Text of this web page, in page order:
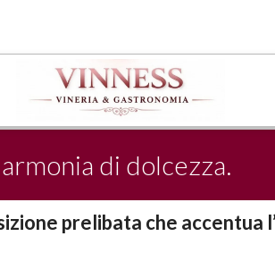
di dolcezza.
prelibata che accentua